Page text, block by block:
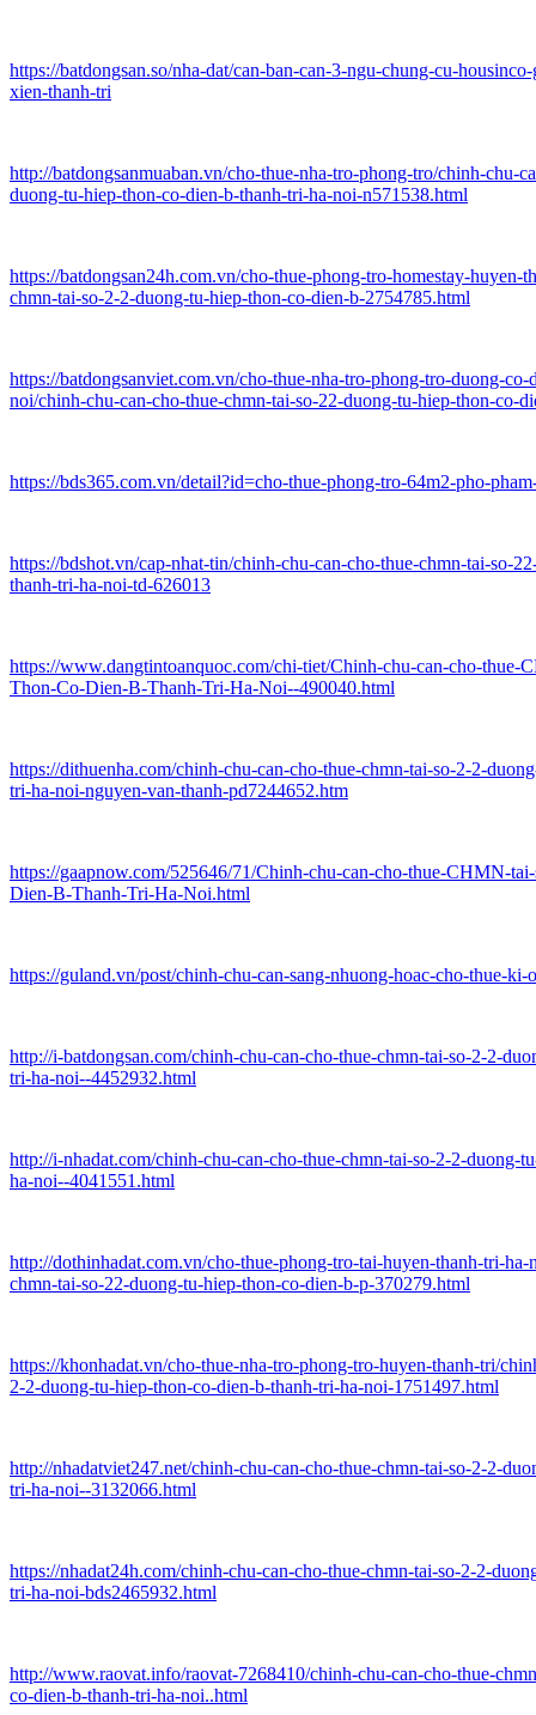
https://batdongsan.so/nha-dat/can-ban-can-3-ngu-chung-cu-
xien-thanh-tri
http://batdongsanmuaban.vn/cho-thue-nha-tro-phong-tro/chinh-chu-
duong-tu-hiep-thon-co-dien-b-thanh-tri-ha-noi-n571538.html
https://batdongsan24h.com.vn/cho-thue-phong-tro-homestay-huyen-
chmn-tai-so-2-2-duong-tu-hiep-thon-co-dien-b-2754785.html
https://batdongsanviet.com.vn/cho-thue-nha-tro-phong-tro-duong-
noi/chinh-chu-can-cho-thue-chmn-tai-so-22-duong-tu-hiep-thon-co-
https://bds365.com.vn/detail?id=cho-thue-phong-tro-64m2-pho-
https://bdshot.vn/cap-nhat-tin/chinh-chu-can-cho-thue-chmn-tai-so-
thanh-tri-ha-noi-td-626013
https://www.dangtintoanquoc.com/chi-tiet/Chinh-chu-can-cho-thue-
Thon-Co-Dien-B-Thanh-Tri-Ha-Noi--490040.html
https://dithuenha.com/chinh-chu-can-cho-thue-chmn-tai-so-2-2-
tri-ha-noi-nguyen-van-thanh-pd7244652.htm
https://gaapnow.com/525646/71/Chinh-chu-can-cho-thue-CHMN-
Dien-B-Thanh-Tri-Ha-Noi.html
https://guland.vn/post/chinh-chu-can-sang-nhuong-hoac-cho-thue-
http://i-batdongsan.com/chinh-chu-can-cho-thue-chmn-tai-so-2-2-
tri-ha-noi--4452932.html
http://i-nhadat.com/chinh-chu-can-cho-thue-chmn-tai-so-2-2-duong-
ha-noi--4041551.html
http://dothinhadat.com.vn/cho-thue-phong-tro-tai-huyen-thanh-tri-
chmn-tai-so-22-duong-tu-hiep-thon-co-dien-b-p-370279.html
https://khonhadat.vn/cho-thue-nha-tro-phong-tro-huyen-thanh-tri/
2-2-duong-tu-hiep-thon-co-dien-b-thanh-tri-ha-noi-1751497.html
http://nhadatviet247.net/chinh-chu-can-cho-thue-chmn-tai-so-2-2-
tri-ha-noi--3132066.html
https://nhadat24h.com/chinh-chu-can-cho-thue-chmn-tai-so-2-2-
tri-ha-noi-bds2465932.html
http://www.raovat.info/raovat-7268410/chinh-chu-can-cho-thue-
co-dien-b-thanh-tri-ha-noi..html